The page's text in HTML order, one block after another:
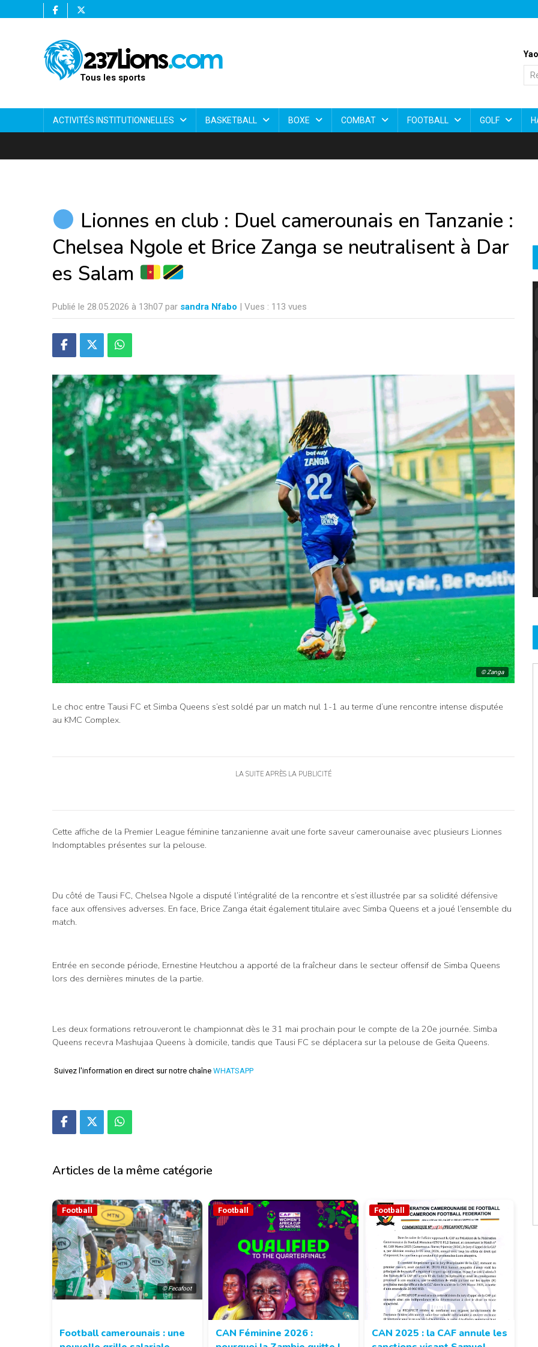
Tous les sports
ACTIVITÉS INSTITUTIONNELLES BASKETBALL BOXE COMBAT FOOTBALL GOLF
Lionnes en club : Duel camerounais en Tanzanie :
Chelsea Ngole et Brice Zanga se neutralisent à Dar
es Salam
Publié le 28.05.2026 à 13h07 par sandra Nfabo | Vues : 113 vues
© Zanga
Le choc entre Tausi FC et Simba Queens s’est soldé par un match nul 1-1 au terme d’une rencontre intense disputée
au KMC Complex.
LA SUITE APRÈS LA PUBLICITÉ
Cette affiche de la Premier League féminine tanzanienne avait une forte saveur camerounaise avec plusieurs Lionnes
Indomptables présentes sur la pelouse.
Du côté de Tausi FC, Chelsea Ngole a disputé l’intégralité de la rencontre et s’est illustrée par sa solidité défensive
face aux offensives adverses. En face, Brice Zanga était également titulaire avec Simba Queens et a joué l’ensemble du
match.
Entrée en seconde période, Ernestine Heutchou a apporté de la fraîcheur dans le secteur offensif de Simba Queens
lors des dernières minutes de la partie.
Les deux formations retrouveront le championnat dès le 31 mai prochain pour le compte de la 20e journée. Simba
Queens recevra Mashujaa Queens à domicile, tandis que Tausi FC se déplacera sur la pelouse de Geita Queens.
Suivez l'information en direct sur notre chaîne WHATSAPP
Articles de la même catégorie
© Fecafoot
Football
Football camerounais : une
Football
CAN Féminine 2026 :
Football
CAN 2025 : la CAF annule les